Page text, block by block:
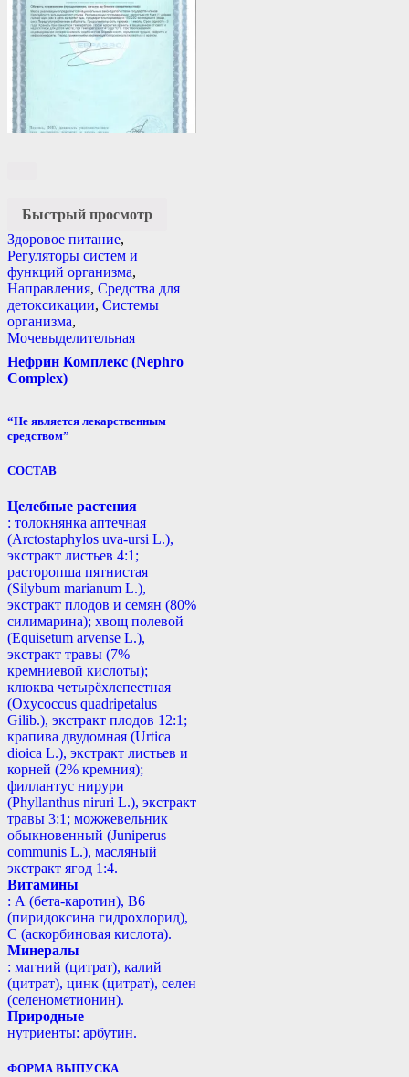
Быстрый просмотр
Здоровое питание,
Регуляторы систем и
функций организма,
Направления, Средства для
детоксикации, Системы
организма,
Мочевыделительная
Нефрин Комплекс (Nephro
Complex)
“Не является лекарственным
средством”
СОСТАВ
Целебные растения
: толокнянка аптечная
(Arctostaphylos uva-ursi L.),
экстракт листьев 4:1;
расторопша пятнистая
(Silybum marianum L.),
экстракт плодов и семян (80%
силимарина); хвощ полевой
(Equisetum arvense L.),
экстракт травы (7%
кремниевой кислоты);
клюква четырёхлепестная
(Oxycoccus quadripetalus
Gilib.), экстракт плодов 12:1;
крапива двудомная (Urtica
dioica L.), экстракт листьев и
корней (2% кремния);
филлантус нирури
(Phyllanthus niruri L.), экстракт
травы 3:1; можжевельник
обыкновенный (Juniperus
communis L.), масляный
экстракт ягод 1:4.
Витамины
: А (бета-каротин), B6
(пиридоксина гидрохлорид),
С (аскорбиновая кислота).
Минералы
: магний (цитрат), калий
(цитрат), цинк (цитрат), селен
(селенометионин).
Природные
нутриенты: арбутин.
ФОРМА ВЫПУСКА